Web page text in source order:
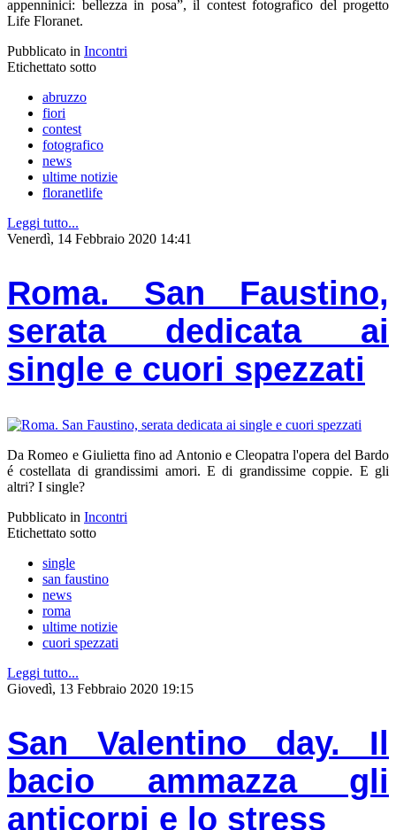
appenninici: bellezza in posa”, il contest fotografico del progetto
Life Floranet.
Pubblicato in Incontri
Etichettato sotto
abruzzo
fiori
contest
fotografico
news
ultime notizie
floranetlife
Leggi tutto...
Venerdì, 14 Febbraio 2020 14:41
Roma. San Faustino,
serata dedicata ai
single e cuori spezzati
Da Romeo e Giulietta fino ad Antonio e Cleopatra l'opera del Bardo
é costellata di grandissimi amori. E di grandissime coppie. E gli
altri? I single?
Pubblicato in Incontri
Etichettato sotto
single
san faustino
news
roma
ultime notizie
cuori spezzati
Leggi tutto...
Giovedì, 13 Febbraio 2020 19:15
San Valentino day. Il
bacio ammazza gli
anticorpi e lo stress